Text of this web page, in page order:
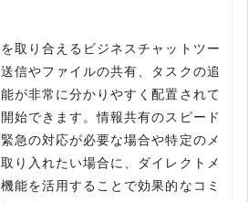
取り合えるビジネスチャットツー
信やファイルの共有、タスクの追
が非常に分かりやすく配置されて
始できます。情報共有のスピード
急の対応が必要な場合や特定のメ
り入れたい場合に、ダイレクトメ
能を活用することで効果的なコミ